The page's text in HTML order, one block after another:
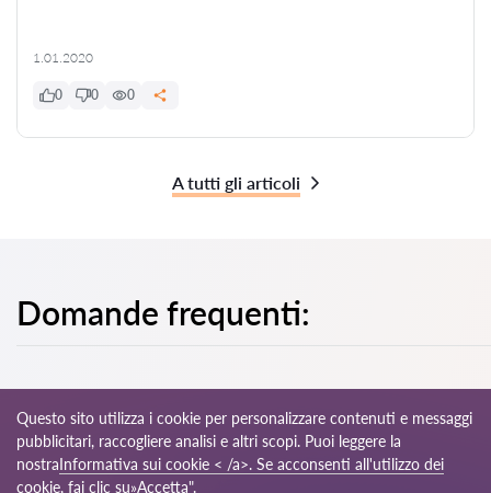
1.01.2020
0 0 0
A tutti gli articoli
Domande frequenti:
© 2026 Avvocati-it.com
Questo sito utilizza i cookie per personalizzare contenuti e messaggi
pubblicitari, raccogliere analisi e altri scopi. Puoi leggere la
nostraInformativa sui cookie < /a>. Se acconsenti all'utilizzo dei
cookie, fai clic su»Accetta".